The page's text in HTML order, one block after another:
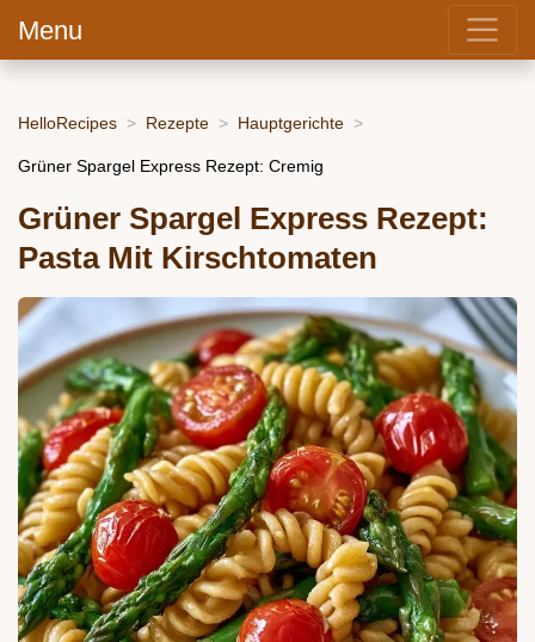
Menu
HelloRecipes Rezepte Hauptgerichte
Grüner Spargel Express Rezept: Cremig
Grüner Spargel Express Rezept:
Pasta Mit Kirschtomaten